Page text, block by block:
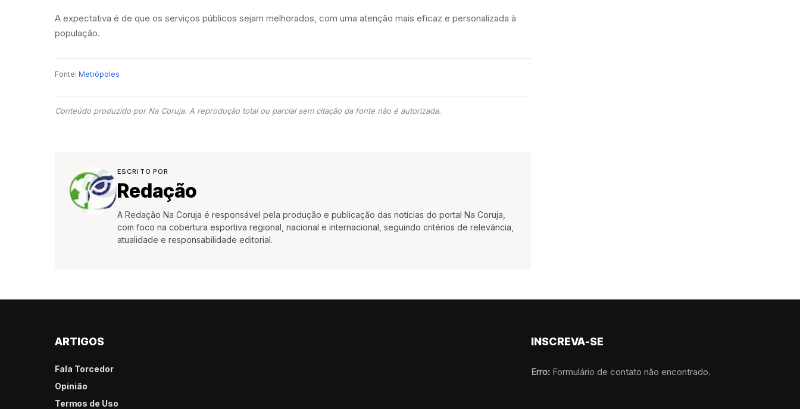
A expectativa é de que os serviços públicos sejam melhorados, com uma atenção mais eficaz e personalizada à
população.
Fonte: Metrópoles
Conteúdo produzido por Na Coruja. A reprodução total ou parcial sem citação da fonte não é autorizada.
ESCRITO POR
Redação
A Redação Na Coruja é responsável pela produção e publicação das notícias do portal Na Coruja,
com foco na cobertura esportiva regional, nacional e internacional, seguindo critérios de relevância,
atualidade e responsabilidade editorial.
ARTIGOS
Fala Torcedor
Opinião
Termos de Uso
INSCREVA-SE
Erro: Formulário de contato não encontrado.